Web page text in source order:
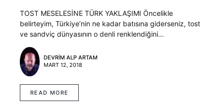
TOST MESELESİNE TÜRK YAKLAŞIMI Öncelikle
belirteyim, Türkiye’nin ne kadar batısına giderseniz, tost
ve sandviç dünyasının o denli renklendiğini…
DEVRIM ALP ARTAM
MART 12, 2018
READ MORE